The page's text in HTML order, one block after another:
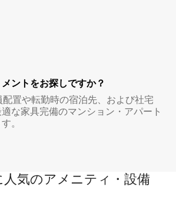
ントをお探しですか？
置や転勤時の宿泊先、および社宅
な家具完備のマンション・アパート
。
人気のアメニティ・設備